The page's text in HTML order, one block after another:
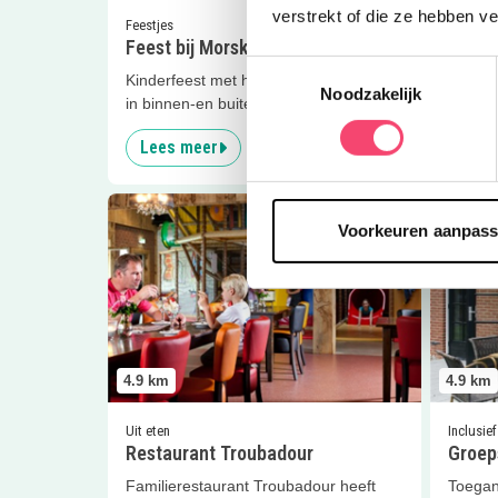
verstrekt of die ze hebben
Noodzakelijk
Voorkeuren
Feestjes
Feest bij Morskieft!
Kinderfeest met heel veel speelplezier
in binnen-en buitenspeeltuin Morskieft.
Lees meer
Kun jij
4.9 km
Uit eten
Restaurant Troubadour
Familierestaurant Troubadour heeft
Lees meer Restaurant Troubadour
4.9 km
Inclusief
Lees